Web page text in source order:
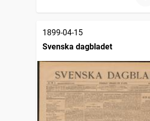
1899-04-15
Svenska dagbladet